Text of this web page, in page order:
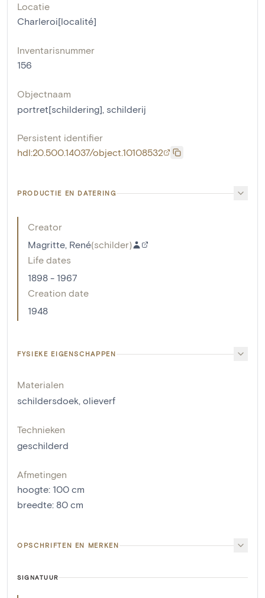
Locatie
Charleroi[localité]
Inventarisnummer
156
Objectnaam
portret[schildering], schilderij
Persistent identifier
hdl:20.500.14037/object.10108532
PRODUCTIE EN DATERING
Creator
Magritte, René(schilder)
Life dates
1898 - 1967
Creation date
1948
FYSIEKE EIGENSCHAPPEN
Materialen
schildersdoek, olieverf
Technieken
geschilderd
Afmetingen
hoogte: 100 cm
breedte: 80 cm
OPSCHRIFTEN EN MERKEN
SIGNATUUR